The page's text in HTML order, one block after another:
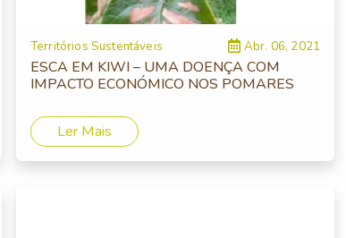
Territórios Sustentáveis Abr. 06, 2021
ESCA EM KIWI – UMA DOENÇA COM
IMPACTO ECONÓMICO NOS POMARES
Ler Mais